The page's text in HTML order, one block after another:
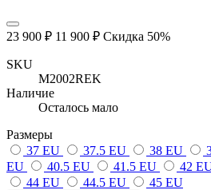
23 900 ₽ 11 900 ₽ Скидка 50%
SKU
M2002REK
Наличие
Осталось мало
Размеры
37 EU
37.5 EU 38 EU
EU
40.5 EU 41.5 EU 42
44 EU
44.5 EU 45 EU